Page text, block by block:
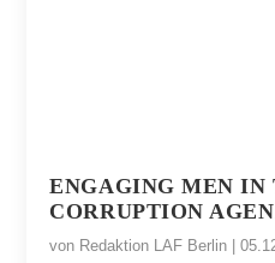
ENGAGING MEN IN
CORRUPTION
von Redaktion LAF Berlin |